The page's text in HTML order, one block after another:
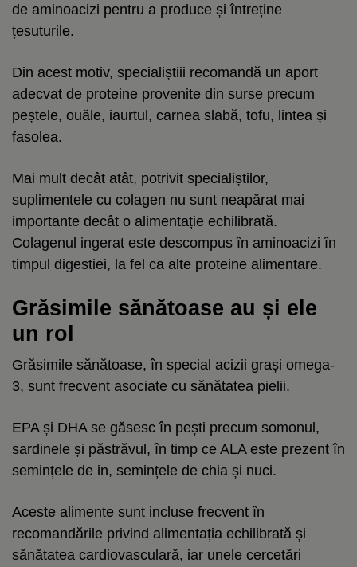
de aminoacizi pentru a produce și întreține
țesuturile.
Din acest motiv, specialiștiii recomandă un aport
adecvat de proteine provenite din surse precum
peștele, ouăle, iaurtul, carnea slabă, tofu, lintea și
fasolea.
Mai mult decât atât, potrivit specialiștilor,
suplimentele cu colagen nu sunt neapărat mai
importante decât o alimentație echilibrată.
Colagenul ingerat este descompus în aminoacizi în
timpul digestiei, la fel ca alte proteine alimentare.
Grăsimile sănătoase au și ele
un rol
Grăsimile sănătoase, în special acizii grași omega-
3, sunt frecvent asociate cu sănătatea pielii.
EPA și DHA se găsesc în pești precum somonul,
sardinele și păstrăvul, în timp ce ALA este prezent în
semințele de in, semințele de chia și nuci.
Aceste alimente sunt incluse frecvent în
recomandările privind alimentația echilibrată și
sănătatea cardiovasculară, iar unele cercetări